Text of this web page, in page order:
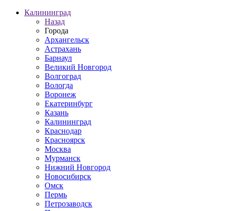
Калининград
Назад
Города
Архангельск
Астрахань
Барнаул
Великий Новгород
Волгоград
Вологда
Воронеж
Екатеринбург
Казань
Калининград
Краснодар
Красноярск
Москва
Мурманск
Нижний Новгород
Новосибирск
Омск
Пермь
Петрозаводск